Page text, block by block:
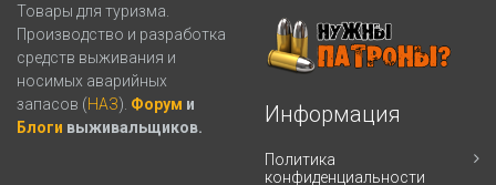
Товары для туризма.
Производство и разработка
средств выживания и
носимых аварийных
запасов (НАЗ). Форум и
Блоги выживальщиков.
Информация
Политика
конфиденциальности